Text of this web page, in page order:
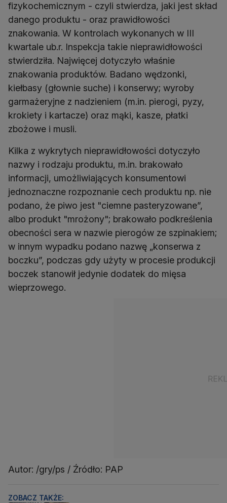
fizykochemicznym - czyli stwierdza, jaki jest skład
danego produktu - oraz prawidłowości
znakowania. W kontrolach wykonanych w III
kwartale ub.r. Inspekcja takie nieprawidłowości
stwierdziła. Najwięcej dotyczyło właśnie
znakowania produktów. Badano wędzonki,
kiełbasy (głownie suche) i konserwy; wyroby
garmażeryjne z nadzieniem (m.in. pierogi, pyzy,
krokiety i kartacze) oraz mąki, kasze, płatki
zbożowe i musli.
Kilka z wykrytych nieprawidłowości dotyczyło
nazwy i rodzaju produktu, m.in. brakowało
informacji, umożliwiających konsumentowi
jednoznaczne rozpoznanie cech produktu np. nie
podano, że piwo jest "ciemne pasteryzowane”,
albo produkt "mrożony"; brakowało podkreślenia
obecności sera w nazwie pierogów ze szpinakiem;
w innym wypadku podano nazwę „konserwa z
boczku”, podczas gdy użyty w procesie produkcji
boczek stanowił jedynie dodatek do mięsa
wieprzowego.
Autor: /gry/ps / Źródło: PAP
ZOBACZ TAKŻE: